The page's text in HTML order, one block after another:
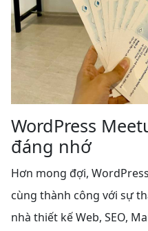
WordPress
đáng nhớ
Hơn mong đợi,
cùng thành công với sự
nhà thiết kế Web, SEO,